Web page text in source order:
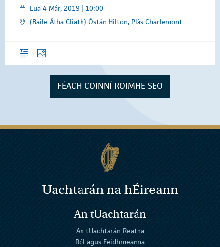
Lua 4 Már, 2019 | 10:00
(Baile Átha Cliath) Óstán Hilton, Plás Charlemont
ForléargasGrianghraif
FÉACH COINNÍ ROIMHE SEO
Uachtarán nahÉireann
An tUachtarán
An tUachtarán Reatha
Ról agus Feidhmeanna